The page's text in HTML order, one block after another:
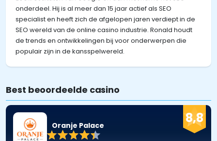
onderdeel. Hij is al meer dan 15 jaar actief als SEO
specialist en heeft zich de afgelopen jaren verdiept in de
SEO wereld van de online casino industrie. Ronald houdt
de trends en ontwikkelingen bij voor onderwerpen die
populair zijn in de kansspelwereld.
Best beoordeelde casino
8,8
Oranje Palace